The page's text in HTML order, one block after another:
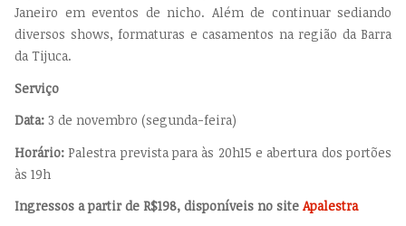
Janeiro em eventos de nicho. Além de continuar sediando
diversos shows, formaturas e casamentos na região da Barra
da Tijuca.
Serviço
Data: 3 de novembro (segunda-feira)
Horário: Palestra prevista para às 20h15 e abertura dos portões
às 19h
Ingressos a partir de R$198, disponíveis no site Apalestra